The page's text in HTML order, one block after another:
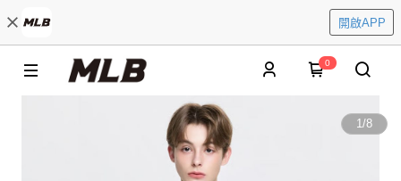
開啟APP
0
1/8